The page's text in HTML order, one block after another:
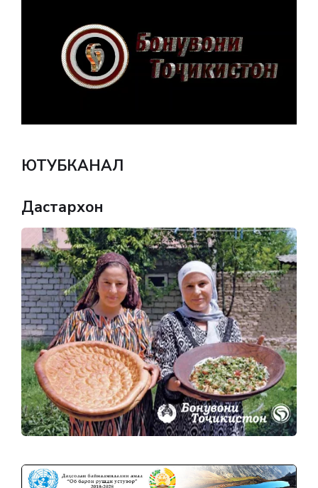
ЮТУБКАНАЛ
Дастархон